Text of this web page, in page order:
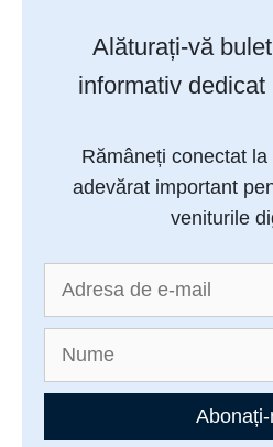
Alăturați-vă
informativ
Rămâneți conectat
adevărat important
veniturile